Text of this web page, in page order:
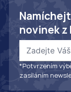
novinek
*Potvrzením
zasíláním